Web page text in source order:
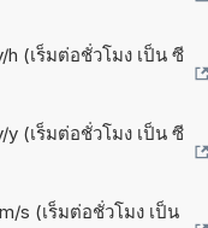
h (เร็มต่อชั่วโมง เป็น ซี
y (เร็มต่อชั่วโมง เป็น ซี
s (เร็มต่อชั่วโมง เป็น